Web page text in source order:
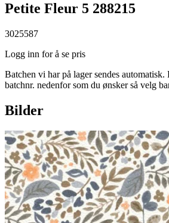
Petite Fleur 5 288215
3025587
Logg inn for å se pris
Batchen vi har på lager sendes
batchnr. nedenfor som du ønsker så velg
Bilder